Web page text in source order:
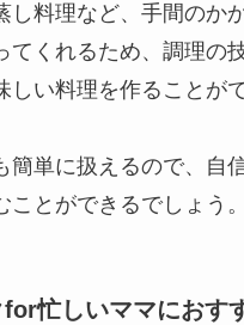
し料理など、手間のか
てくれるため、調理の
しい料理を作ることが
簡単に扱えるので、自
ことができるでしょう。
忙しいママにおす